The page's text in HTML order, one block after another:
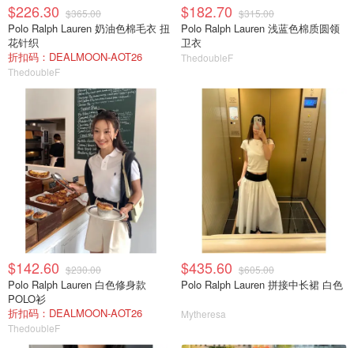
$226.30 $365.00
Polo Ralph Lauren 奶油色棉毛衣 扭
花针织
折扣码：DEALMOON-AOT26
ThedoubleF
$182.70 $315.00
Polo Ralph Lauren 浅蓝色棉质圆领
卫衣
ThedoubleF
$142.60 $230.00
Polo Ralph Lauren 白色修身款
POLO衫
折扣码：DEALMOON-AOT26
ThedoubleF
$435.60 $605.00
Polo Ralph Lauren 拼接中长裙 白色
Mytheresa